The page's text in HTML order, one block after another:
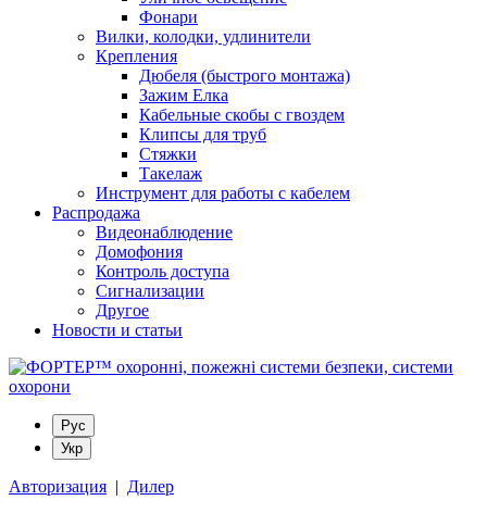
Фонари
Вилки, колодки, удлинители
Крепления
Дюбеля (быстрого монтажа)
Зажим Елка
Кабельные скобы с гвоздем
Клипсы для труб
Стяжки
Такелаж
Инструмент для работы с кабелем
Распродажа
Видеонаблюдение
Домофония
Контроль доступа
Сигнализации
Другое
Новости и статьи
Рус
Укр
Авторизация | Дилер